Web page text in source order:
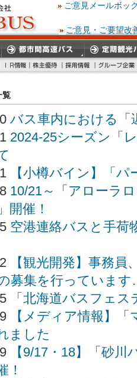
ご意見メールボッ
ご意見・ご要望改
覧
バス車内における「
2024-25シーズン「
【小樽バイン】「
10/21～「アローラ
開催！
空港連絡バスと手荷
【観光開発】事務
募集を行っていま
「北海道バスフェ
【メディア情報】
ました
【9/17・18】「砂
！